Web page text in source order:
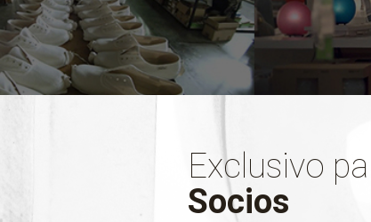
Exclusivo
Socios